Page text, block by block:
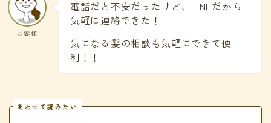
お客様
電話だと不安だったけど、LINEだから
気軽に連絡できた！
気になる髪の相談も気軽にできて便
利！！
あわせて読みたい